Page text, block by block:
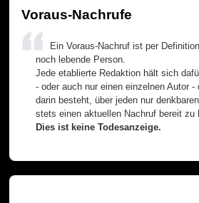
Voraus-Nachrufe
Ein Voraus-Nachruf ist per
noch lebende Person.
Jede etablierte Redaktion hält sich
- oder auch nur einen einzelnen Autor
darin besteht, über jeden nur
stets einen aktuellen Nachruf bereit zu
Dies ist keine Todesanzeige.